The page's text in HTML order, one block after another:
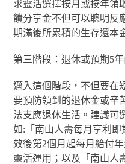
求靈活選擇按月或按年領
饋分享金不但可以聰明反
期滿後所累積的生存還本
第三階段：退休或預期5
邁入這個階段，不但要在
要預防領到的退休金或辛
法支應退休生活。建議可
如:「南山人壽每月享利
效後第2個月起每月給付
靈活運用；以及「南山人